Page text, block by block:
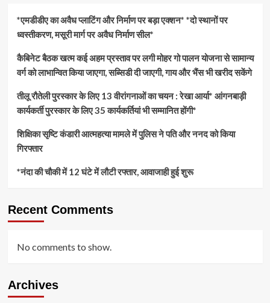
*एमडीडीए का अवैध प्लाटिंग और निर्माण पर बड़ा एक्शन* *दो स्थानों पर
ध्वस्तीकरण, मसूरी मार्ग पर अवैध निर्माण सील*
कैबिनेट बैठक खत्म कई अहम प्रस्ताव पर लगी मोहर गो पालन योजना से सामान्य
वर्ग को लाभान्वित किया जाएगा, सब्सिडी दी जाएगी, गाय और भैंस भी खरीद सकेंगे
तीलू रौतेली पुरस्कार के लिए 13 वीरांगनाओं का चयन : रेखा आर्या* आंगनबाड़ी
कार्यकर्ती पुरस्कार के लिए 35 कार्यकर्तियां भी सम्मानित होंगी*
शिक्षिका सृष्टि कंडारी आत्महत्या मामले में पुलिस ने पति और ननद को किया
गिरफ्तार
*नंदा की चौकी में 12 घंटे में लौटी रफ्तार, आवाजाही हुई शुरू
Recent Comments
No comments to show.
Archives